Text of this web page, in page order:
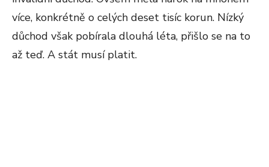
více, konkrétně o celých deset tisíc korun. Nízký
důchod však pobírala dlouhá léta, přišlo se na to
až teď. A stát musí platit.